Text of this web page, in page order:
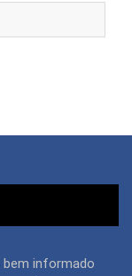
bem informado